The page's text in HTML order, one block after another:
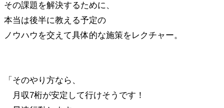
その課題を解決するために、
本当は後半に教える予定の
ノウハウを交えて具体的な施策をレクチャー。
「そのやり方なら、
月収7桁が安定して行けそうです！